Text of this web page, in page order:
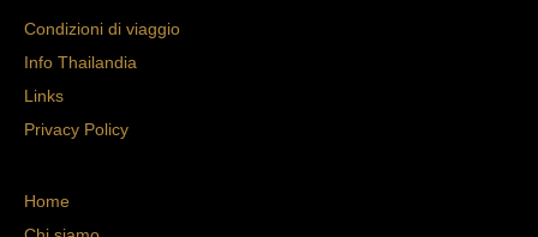
Condizioni di viaggio
Info Thailandia
Links
Privacy Policy
Home